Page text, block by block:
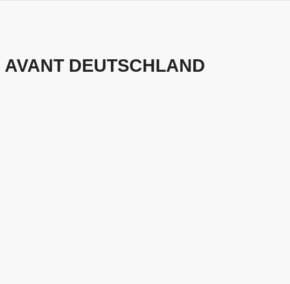
AVANT DEUTSCHLAND